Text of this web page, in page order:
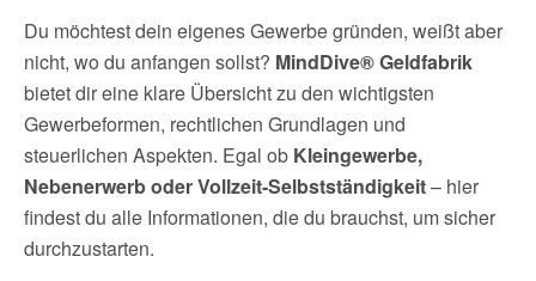
i
n
k
A
p
p
r
a
m
o
o
k
d
I
n
n
Du möchtest dein eigenes Gewerbe gründen, weißt aber
nicht, wo du anfangen sollst? MindDive® Geldfabrik
bietet dir eine klare Übersicht zu den wichtigsten
Gewerbeformen, rechtlichen Grundlagen und
steuerlichen Aspekten. Egal ob Kleingewerbe,
Nebenerwerb oder Vollzeit-Selbstständigkeit– hier
findest du alle Informationen, die du brauchst, um sicher
durchzustarten.